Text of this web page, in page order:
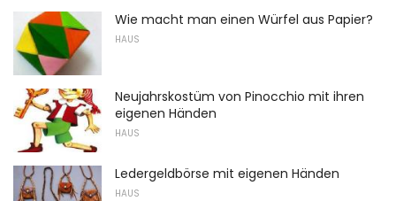
Wie macht man einen Würfel aus Papier?
HAUS
Neujahrskostüm von Pinocchio mit ihren
eigenen Händen
HAUS
Ledergeldbörse mit eigenen Händen
HAUS